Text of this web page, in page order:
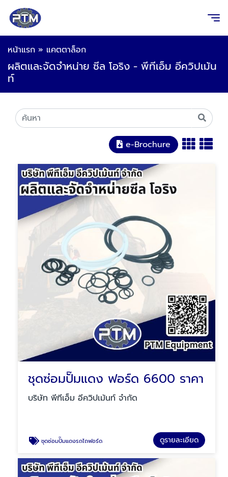
หน้าแรก » แคตตาล็อก
ผลิตและจัดจำหน่าย ซีล โอริง - พีทีเอ็ม อีควิปเม้น
ท์
e-Brochure
ชุดซ่อมปั๊มแดง ฟอร์ด 6600 ราคา
บริษัท พีทีเอ็ม อีควิปเม้นท์ จำกัด
ชุดซ่อมปั๊มแดงรถไถฟอร์ด ดูรายละเอียด